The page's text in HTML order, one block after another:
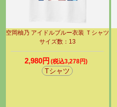
空岡柚乃 アイドルブルー衣装 Ｔシャツ
サイズ数：13
2,980円 (税込3,278円)
Tシャツ